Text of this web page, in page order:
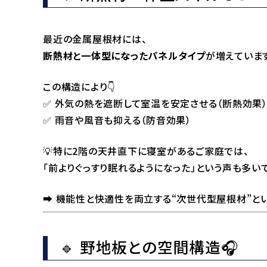
最近の金属屋根材には、
断熱材と一体型になったパネルタイプが増えていま
この構造により👇
✅ 外気の熱を遮断して室温を安定させる（断熱効果）
✅ 雨音や風音も抑える（防音効果）
💡特に2階の天井直下に寝室があるご家庭では、
「前よりぐっすり眠れるようになった」という声も多い
➡️ 機能性と快適性を両立する“次世代型屋根材”と
🔹 野地板との空間構造🎧